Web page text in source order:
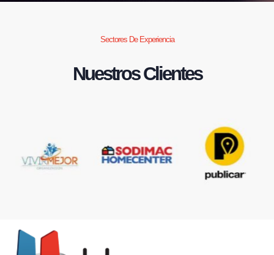
Sectores De Experiencia
Nuestros Clientes